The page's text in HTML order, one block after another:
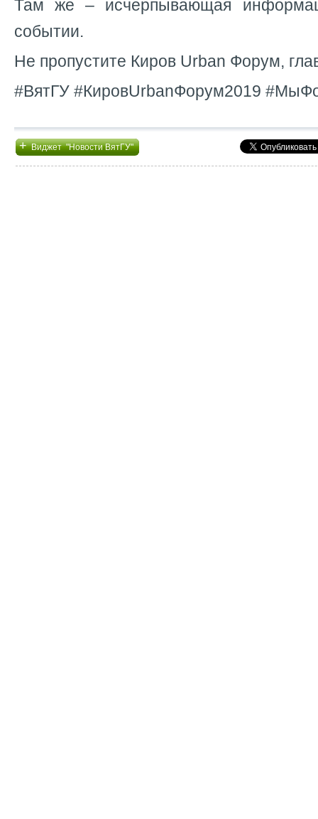
Там же – исчерпывающая
событии.
Не пропустите Киров Urban Форум,
#ВятГУ #КировUrbanФорум2019
+Виджет "Новости ВятГУ"